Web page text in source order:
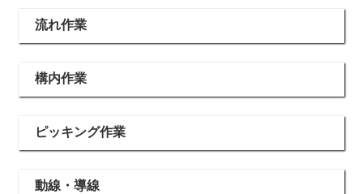
流れ作業
構内作業
ピッキング作業
動線・導線